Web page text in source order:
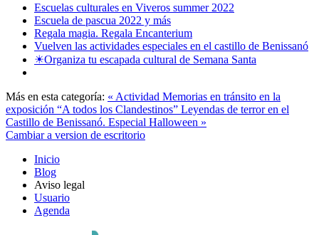
Escuelas culturales en Viveros summer 2022
Escuela de pascua 2022 y más
Regala magia. Regala Encanterium
Vuelven las actividades especiales en el castillo de Benissanó
☀Organiza tu escapada cultural de Semana Santa
Más en esta categoría: « Actividad Memorias en tránsito en la
exposición “A todos los Clandestinos” Leyendas de terror en el
Castillo de Benissanó. Especial Halloween »
Cambiar a version de escritorio
Inicio
Blog
Aviso legal
Usuario
Agenda